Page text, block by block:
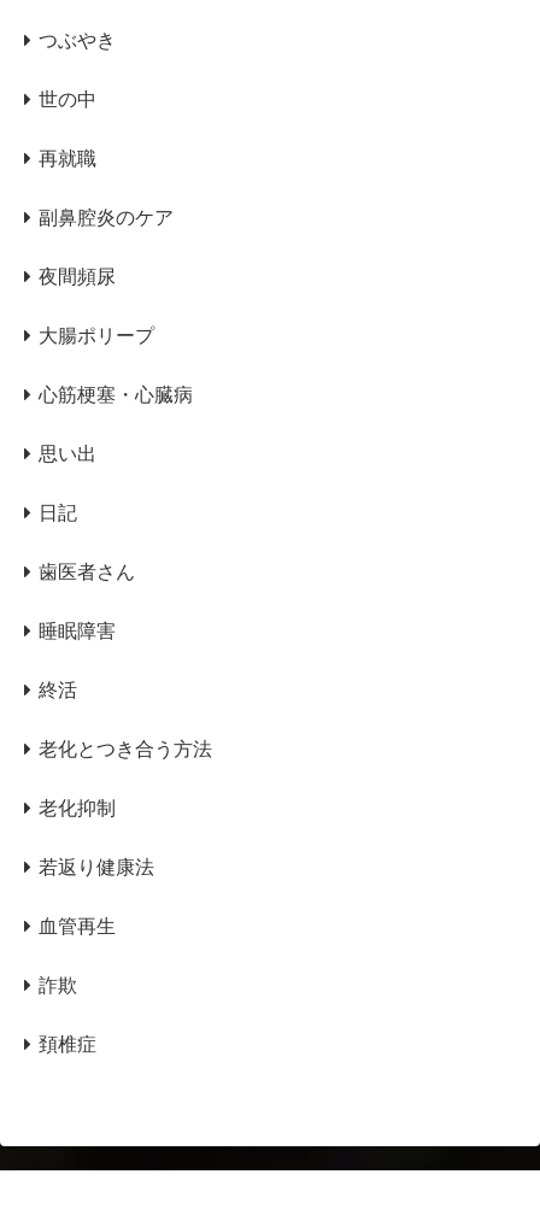
つぶやき
世の中
再就職
副鼻腔炎のケア
夜間頻尿
大腸ポリープ
心筋梗塞・心臓病
思い出
日記
歯医者さん
睡眠障害
終活
老化とつき合う方法
老化抑制
若返り健康法
血管再生
詐欺
頚椎症